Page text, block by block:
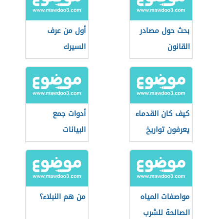
بحث حول مصادر
القانون
أول من عرف
السيرك
كيف كان القدماء
يعرفون تواريخ
الأيام والشهور
أدوات جمع
البيانات
مواصفات المياه
الصالحة للشرب
من هم النبلاء؟